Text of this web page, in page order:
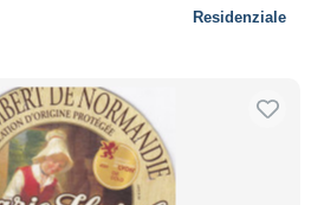
Residenziale